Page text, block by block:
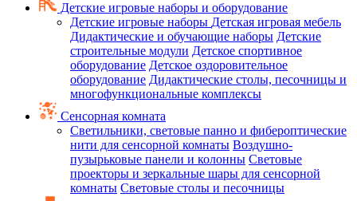
Детские игровые наборы и оборудование
Детские игровые наборы Детская игровая мебель
Дидактические и обучающие наборы Детские
строительные модули Детское спортивное
оборудование Детское оздоровительное
оборудование Дидактические столы, песочницы и
многофункциональные комплексы
Сенсорная комната
Светильники, световые панно и фибероптические
нити для сенсорной комнаты Воздушно-
пузырьковые панели и колонны Световые
проекторы и зеркальные шары для сенсорной
комнаты Световые столы и песочницы